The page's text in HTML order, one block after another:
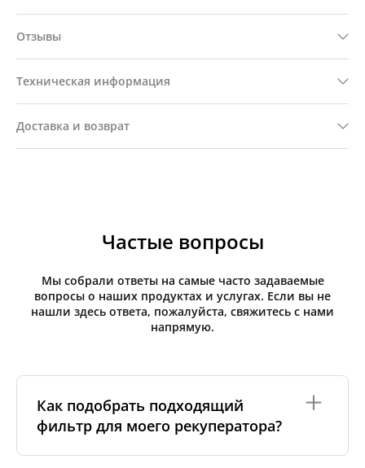
Отзывы
Техническая информация
Доставка и возврат
Частые вопросы
Мы собрали ответы на самые часто задаваемые
вопросы о наших продуктах и услугах. Если вы не
нашли здесь ответа, пожалуйста, свяжитесь с нами
напрямую.
Как подобрать подходящий
фильтр для моего рекуператора?